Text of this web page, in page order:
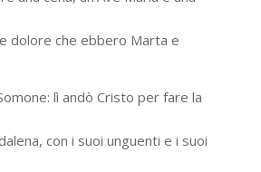
dolore che ebbero Marta e
lì andò Cristo per fare la
con i suoi unguenti e i suoi